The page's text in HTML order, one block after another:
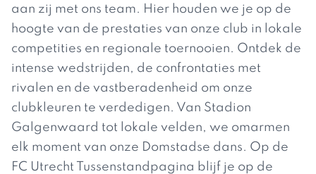
aan zij met ons team. Hier houden we je op de
hoogte van de prestaties van onze club in lokale
competities en regionale toernooien. Ontdek de
intense wedstrijden, de confrontaties met
rivalen en de vastberadenheid om onze
clubkleuren te verdedigen. Van Stadion
Galgenwaard tot lokale velden, we omarmen
elk moment van onze Domstadse dans. Op de
FC Utrecht Tussenstandpagina blijf je op de